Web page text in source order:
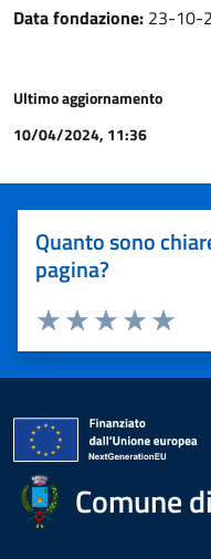
Data fondazione: 23-10-
Ultimo aggiornamento
10/04/2024, 11:36
Quanto sono
pagina?
Valuta
Valuta 4
Valuta 3 stelle
Valuta 2 stelle su 5
Valuta 1 stelle su 5
Comune